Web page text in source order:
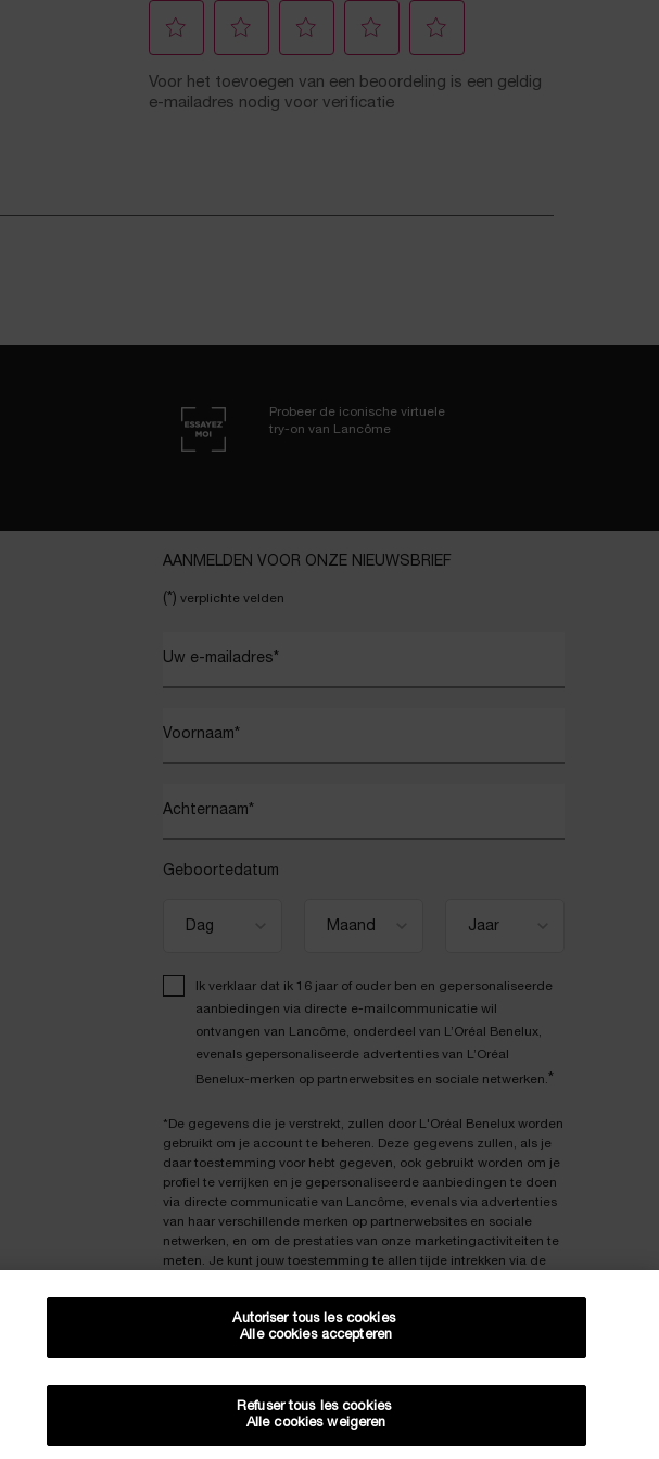
Probeer de iconische virtuele
try-on van Lancôme
AANMELDEN VOOR ONZE NIEUWSBRIEF
(*) verplichte velden
Uw e-mailadres*
Voornaam*
Achternaam*
Geboortedatum
Ik verklaar dat ik 16 jaar of ouder ben en gepersonaliseerde
aanbiedingen via directe e-mailcommunicatie wil
ontvangen van Lancôme, onderdeel van L’Oréal Benelux,
evenals gepersonaliseerde advertenties van L’Oréal
Benelux-merken op partnerwebsites en sociale netwerken. *
*De gegevens die je verstrekt, zullen door L'Oréal Benelux worden
gebruikt om je account te beheren. Deze gegevens zullen, als je
daar toestemming voor hebt gegeven, ook gebruikt worden om je
profiel te verrijken en je gepersonaliseerde aanbiedingen te doen
via directe communicatie van Lancôme, evenals via advertenties
van haar verschillende merken op partnerwebsites en sociale
netwerken, en om de prestaties van onze marketingactiviteiten te
meten. Je kunt jouw toestemming te allen tijde intrekken via de
informatie over de verwerking van jouw gegevens en rechten kun
privacybeleidraadplegen.
Deze site wordt beschermd door Cloudflare en het privacybeleid
Refuser tous les cookies
Alle cookies weigeren
Autoriser tous les cookies
Alle cookies accepteren